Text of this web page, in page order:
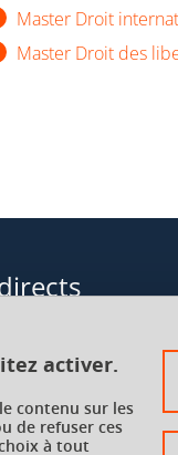
activer.
contenu sur les
de refuser ces
à tout
Master Droit
Master Droit des
transversaux à